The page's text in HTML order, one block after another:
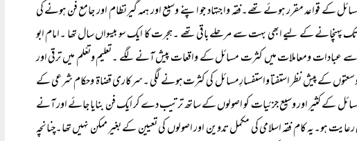
کے قواعد مقرر ہوئے تھے۔فقہ واجتہاد جو اپنے وسیع اور ہمہ گیرنظام اور جامع فن ہونے کی
پہنچانے کے لیے ابھی بہت سے مرحلے باقی تھے ۔ہجرت کا ایک سو بیسواں سال تھا ۔امام ابو
سے عبادات ومعاملات میں کثرت مسائل کے واقعات پیش آنے لگے ۔تعلیم وتعّلم میں ترقی اور
وسعتوں کے پیش نظر استفتا واستفسارِمسائل کی کثرت ہونے لگی ۔سرکاری قضاۃ وحکام شرعی کے
ومسائل کے کثیر اور وسیع جزئیات کو اصولوں کے ساتھ ترتیب دے کر ایک فن بنایا جائے اور آنے
ہو۔یہ کام فقہ اسلامی کی مکمل تدوین اور اصولوں کی تعیین کے بغیر ممکن نہیں تھا۔چنانچہ